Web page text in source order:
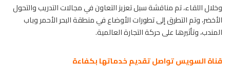
وخلال اللقاء، تم مناقشة سبل تعزيز التعاون في مجالات التدريب والتحول
الأخضر، وتم التطرق إلى تطورات الأوضاع في منطقة البحر الأحمر وباب
المندب، وتأثيرها على حركة التجارة العالمية.
قناة السويس تواصل تقديم خدماتها بكفاءة